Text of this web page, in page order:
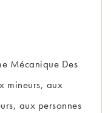
Mécanique Des
mineurs, aux
aux personnes